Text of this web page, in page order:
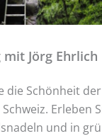
Jörg Ehrlich
die Schönheit der
Erleben
und in